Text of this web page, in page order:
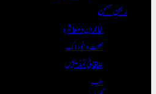
رہن سہن
خاندان و معاشرہ
صحت و خوراک
علاقائی تہذیبیں
طب